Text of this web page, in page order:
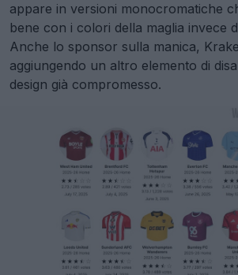
appare in versioni monocromatiche
bene con i colori della maglia invece
Anche lo sponsor sulla manica,
aggiungendo un altro elemento di
design già compromesso.